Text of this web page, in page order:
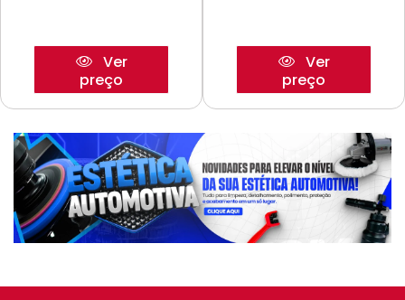
Ver
preço
Ver
preço